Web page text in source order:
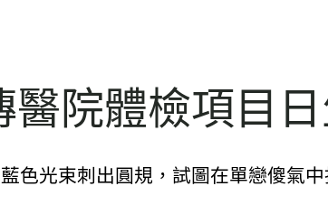
醫院體檢項目
色光束刺出圓規，試圖在單戀傻氣